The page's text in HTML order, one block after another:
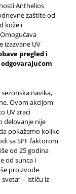
Anthelios
zaštite od
kože i
izazvane UV
pregled i
navika,
Ovom akcijom
UV zraci
delovanje nije
pokažemo koliko
sa SPF faktorom
od 25 godina
od sunca i
proizvode
– ističu iz